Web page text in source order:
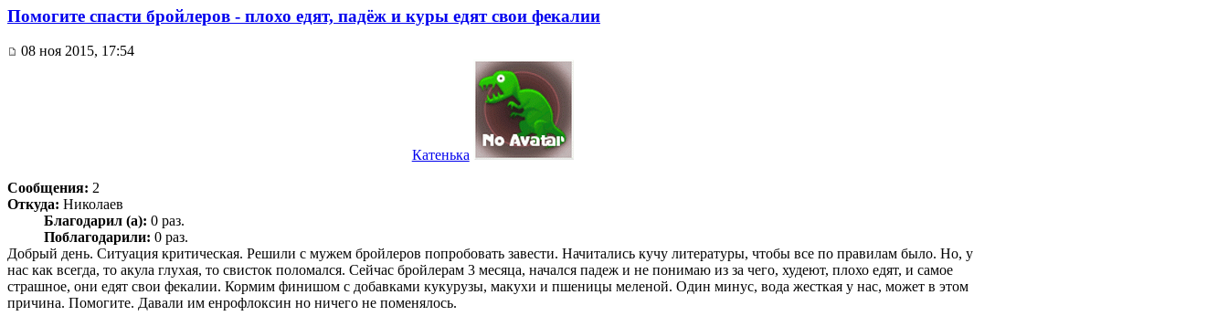
Помогите спасти бройлеров - плохо едят, падёж и куры едят свои фекалии
08 ноя 2015, 17:54
Катенька
Сообщения: 2
Откуда: Николаев
Благодарил (а): 0 раз.
Поблагодарили: 0 раз.
Добрый день. Ситуация критическая. Решили с мужем бройлеров попробовать завести. Начитались кучу литературы, чтобы все по правилам было. Но, у
нас как всегда, то акула глухая, то свисток поломался. Сейчас бройлерам 3 месяца, начался падеж и не понимаю из за чего, худеют, плохо едят, и самое
страшное, они едят свои фекалии. Кормим финишом с добавками кукурузы, макухи и пшеницы меленой. Один минус, вода жесткая у нас, может в этом
причина. Помогите. Давали им енрофлоксин но ничего не поменялось.